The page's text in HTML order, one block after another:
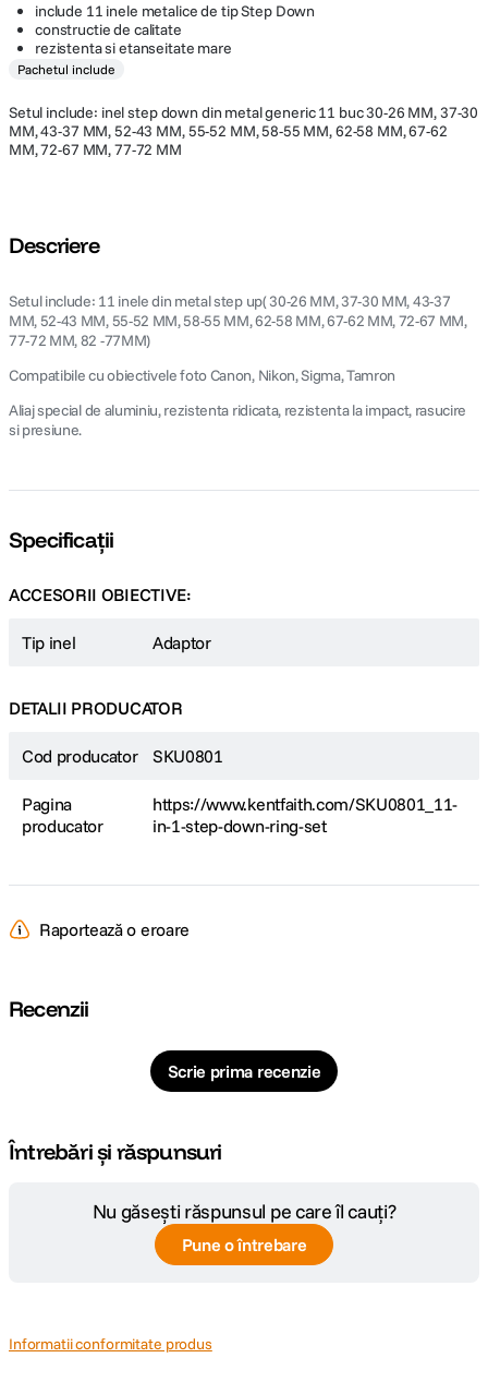
include 11 inele metalice de tip Step Down
constructie de calitate
rezistenta si etanseitate mare
Pachetul include
Setul include: inel step down din metal generic 11 buc 30-26 MM, 37-30
MM, 43-37 MM, 52-43 MM, 55-52 MM, 58-55 MM, 62-58 MM, 67-62
MM, 72-67 MM, 77-72 MM
Descriere
Setul include: 11 inele din metal step up( 30-26 MM, 37-30 MM, 43-37
MM, 52-43 MM, 55-52 MM, 58-55 MM, 62-58 MM, 67-62 MM, 72-67 MM,
77-72 MM, 82 -77MM)
Compatibile cu obiectivele foto Canon, Nikon, Sigma, Tamron
Aliaj special de aluminiu, rezistenta ridicata, rezistenta la impact, rasucire
si presiune.
Specificații
ACCESORII OBIECTIVE:
Tip inel Adaptor
DETALII PRODUCATOR
Cod producator SKU0801
Pagina
producator
https://www.kentfaith.com/SKU0801_11-
in-1-step-down-ring-set
Raportează o eroare
Recenzii
Scrie prima recenzie
Întrebări și răspunsuri
Nu găsești răspunsul pe care îl cauți?
Pune o întrebare
Informatii conformitate produs